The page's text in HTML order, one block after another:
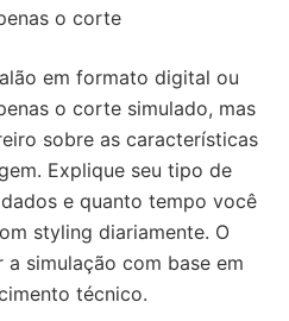
o corte
em formato digital ou
o corte simulado, mas
sobre as características
Explique seu tipo de
e quanto tempo você
styling diariamente. O
simulação com base em
técnico.